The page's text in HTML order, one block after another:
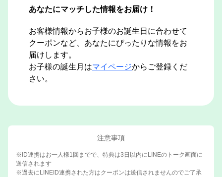
あなたにマッチした情報をお届け！
お客様情報からお子様のお誕生日に合わせて
クーポンなど、あなたにぴったりな情報をお
届けします。
お子様の誕生月はマイページからご登録くだ
さい。
注意事項
※ID連携はお一人様1回までで、特典は3日以内にLINEのトーク画面に
送信されます
※過去にLINEID連携された方はクーポンは送信されませんのでご了承